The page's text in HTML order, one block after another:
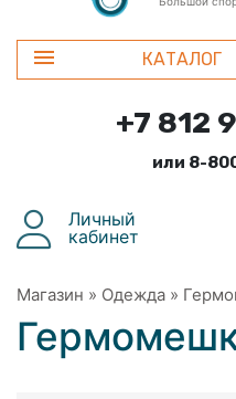
КАТАЛОГ
+7 812
или 8-
Личный
кабинет
Магазин » Одежда »